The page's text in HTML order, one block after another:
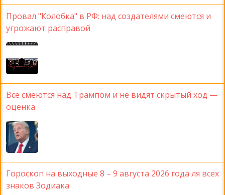
Провал "Колобка" в РФ: над создателями смеются и
угрожают расправой
Все смеются над Трампом и не видят скрытый ход —
оценка
Гороскоп на выходные 8 – 9 августа 2026 года ля всех
знаков Зодиака